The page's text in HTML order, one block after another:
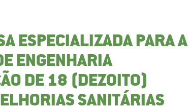
ESPECIALIZADA PARA A
ENGENHARIA
DE 18 (DEZOITO)
SANITÁRIAS